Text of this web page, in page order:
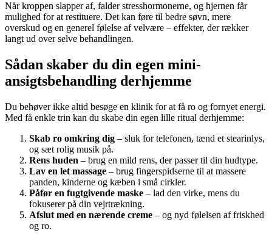
Når kroppen slapper af, falder stresshormonerne, og hjernen får
mulighed for at restituere. Det kan føre til bedre søvn, mere
overskud og en generel følelse af velvære – effekter, der rækker
langt ud over selve behandlingen.
Sådan skaber du din egen mini-
ansigtsbehandling derhjemme
Du behøver ikke altid besøge en klinik for at få ro og fornyet energi.
Med få enkle trin kan du skabe din egen lille ritual derhjemme:
Skab ro omkring dig – sluk for telefonen, tænd et stearinlys,
og sæt rolig musik på.
Rens huden – brug en mild rens, der passer til din hudtype.
Lav en let massage – brug fingerspidserne til at massere
panden, kinderne og kæben i små cirkler.
Påfør en fugtgivende maske – lad den virke, mens du
fokuserer på din vejrtrækning.
Afslut med en nærende creme – og nyd følelsen af friskhed
og ro.